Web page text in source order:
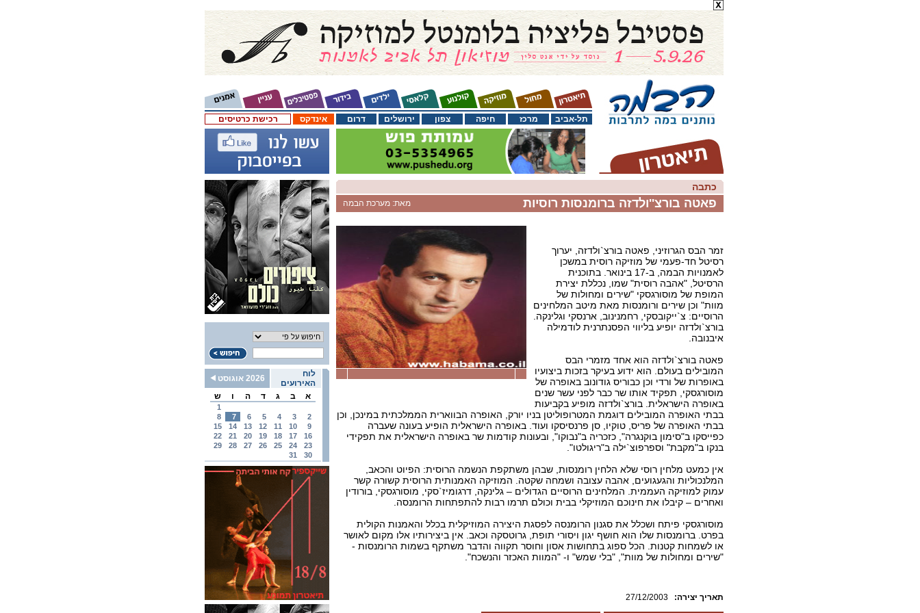
רכישת כרטיסים אינדקס דרום ירושלים צפון חיפה מרכז תל-אביב
לוח
האירועים
2026 אוגוסט
א
ב ג ד ה ו ש
1
2
3
4
5
6
7
8
9
10
11
12
13
14
15
16
17
18
19
20
21
22
23
24
25
26
27
28
29
30
31
כתבה
מאת: מערכת הבמה פאטה בורצ''ולדזה ברומנסות רוסיות
זמר הבס הגרוזיני, פאטה בורצ`ולדזה, יערוך
רסיטל חד-פעמי של מוזיקה רוסית במשכן
לאמנויות הבמה, ב-17 בינואר. בתוכנית
הרסיטל, "אהבה רוסית" שמו, נכללת יצירת
המופת של מוסורגסקי "שירים ומחולות של
מוות" וכן שירים ורומנסות מאת מיטב המלחינים
הרוסיים: צ`ייקובסקי, רחמנינוב, ארנסקי וגלינקה.
בורצ`ולדזה יופיע בליווי הפסנתרנית לודמילה
איבנובה.
פאטה בורצ`ולדזה הוא אחד מזמרי הבס
המובילים בעולם. הוא ידוע בעיקר בזכות ביצועיו
באופרות של ורדי וכן כבוריס גודונוב באופרה של
מוסורגסקי, תפקיד אותו שר כבר לפני עשר שנים
באופרה הישראלית. בורצ`ולדזה מופיע בקביעות
בבתי האופרה המובילים דוגמת המטרופוליטן בניו יורק, האופרה הבווארית הממלכתית במינכן, וכן
בבתי האופרה של פריס, טוקיו, סן פרנסיסקו ועוד. באופרה הישראלית הופיע בעונה שעברה
כפייסקו ב"סימון בוקנגרה", כזכריה ב"נבוקו", ובעונות קודמות שר באופרה הישראלית את תפקידי
בנקו ב"מקבת" וספרפוצ`ילה ב"ריגולטו".
אין כמעט מלחין רוסי שלא הלחין רומנסות, שבהן משתקפת הנשמה הרוסית: הפיוט והכאב,
המלנכוליות והגעגועים, אהבה עצובה ושמחה שקטה. המוזיקה האמנותית הרוסית קשורה קשר
עמוק למוזיקה העממית. המלחינים הרוסיים הגדולים – גלינקה, דרגומיז`סקי, מוסורגסקי, בורודין
ואחרים – קיבלו את חינוכם המוזיקלי בבית וכולם תרמו רבות להתפתחות הרומנסה.
מוסורגסקי פיתח ושכלל את סגנון הרומנסה לפסגת היצירה המוזיקלית בכלל והאמנות הקולית
בפרט. ברומנסות שלו הוא חושף יגון ויסורי תופת, גרוטסקה וכאב. אין ביצירותיו אלו מקום לאושר
או לשמחות קטנות. הכל ספוג בתחושות אסון וחוסר תקווה והדבר משתקף בשמות הרומנסות -
"שירים ומחולות של מוות", "בלי שמש" ו- "המוות האכזר והנשכח".
27/12/2003 :תאריך יצירה